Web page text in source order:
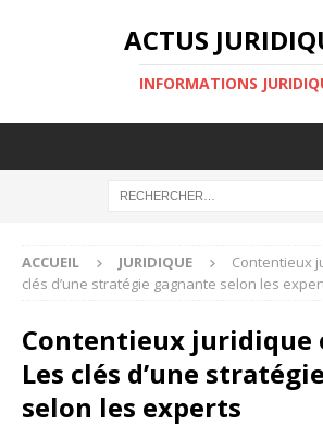
ACTUS
INFORMATIONS
ACCUEIL JURIDIQUE
Contentieux
clés d’une stratégie gagnante selon les
Contentieux juridique
Les clés d’une
selon les experts